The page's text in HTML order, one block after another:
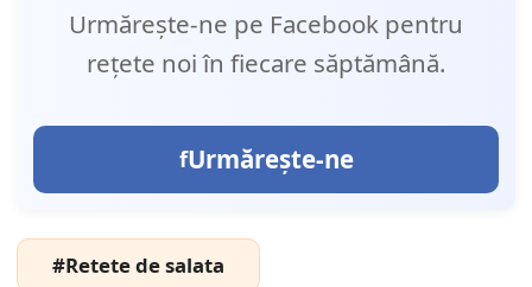
Urmărește-ne pe Facebook pentru
rețete noi în fiecare săptămână.
Urmărește-ne
#Retete de salata